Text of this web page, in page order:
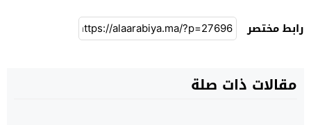
رابط مختصر
مقالات ذات صلة